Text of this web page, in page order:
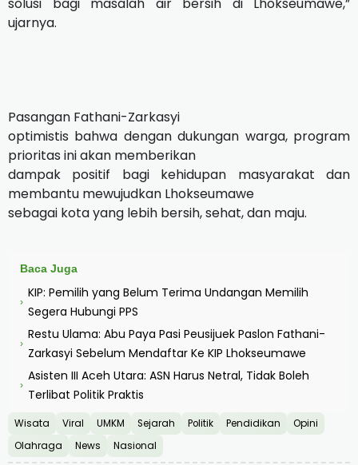
solusi bagi masalah air bersih di Lhokseumawe,”
ujarnya.
Pasangan Fathani-Zarkasyi
optimistis bahwa dengan dukungan warga, program
prioritas ini akan memberikan
dampak positif bagi kehidupan masyarakat dan
membantu mewujudkan Lhokseumawe
sebagai kota yang lebih bersih, sehat, dan maju.
Baca Juga
›
KIP: Pemilih yang Belum Terima Undangan Memilih
Segera Hubungi PPS
›
Restu Ulama: Abu Paya Pasi Peusijuek Paslon Fathani-
Zarkasyi Sebelum Mendaftar Ke KIP Lhokseumawe
›
Asisten III Aceh Utara: ASN Harus Netral, Tidak Boleh
Terlibat Politik Praktis
Wisata Viral UMKM Sejarah Politik Pendidikan
Opini
Olahraga
News Nasional